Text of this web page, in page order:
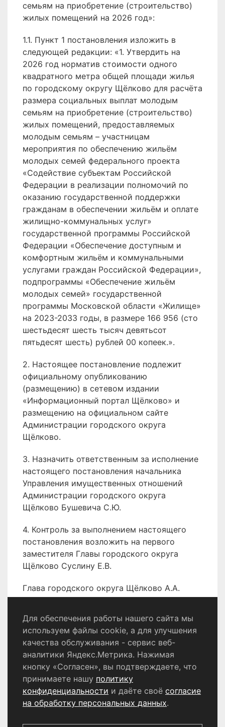
семьям на приобретение (строительство)
жилых помещений на 2026 год»:
1.1. Пункт 1 постановления изложить в
следующей редакции: «1. Утвердить на
2026 год норматив стоимости одного
квадратного метра общей площади жилья
по городскому округу Щёлково для расчёта
размера социальных выплат молодым
семьям на приобретение (строительство)
жилых помещений, предоставляемых
молодым семьям – участницам
мероприятия по обеспечению жильём
молодых семей федерального проекта
«Содействие субъектам Российской
Федерации в реализации полномочий по
оказанию государственной поддержки
гражданам в обеспечении жильём и оплате
жилищно-коммунальных услуг»
государственной программы Российской
Федерации «Обеспечение доступным и
комфортным жильём и коммунальными
услугами граждан Российской Федерации»,
подпрограммы «Обеспечение жильём
молодых семей» государственной
программы Московской области «Жилище»
на 2023-2033 годы, в размере 166 956 (сто
шестьдесят шесть тысяч девятьсот
пятьдесят шесть) рублей 00 копеек.».
2. Настоящее постановление подлежит
официальному опубликованию
(размещению) в сетевом издании
«Информационный портал Щёлково» и
размещению на официальном сайте
Администрации городского округа
Щёлково.
3. Назначить ответственным за исполнение
настоящего постановления начальника
Управления имущественных отношений
Администрации городского округа
Щёлково Бушевича С.Ю.
4. Контроль за выполнением настоящего
постановления возложить на первого
заместителя Главы городского округа
Щёлково Суслину Е.В.
Глава городского округа Щёлково А.А.
Булгаков
Политика конфиденциальности
Согласие на обработку персональных данных
© 2024 - 2026 Сетевое издание «Информационный
портал Щёлково». Свидетельство о регистрации СМИ
Выдано Федеральной службой по надзору в сфере
Для обеспечения работы нашего сайта мы
используем файлы cookie, а для улучшения
качества обслуживания - сервис веб-
аналитики Яндекс.Метрика. Нажимая
кнопку «Согласен», вы подтверждаете, что
принимаете нашу политику
конфиденциальности и даёте своё согласие
на обработку персональных данных.